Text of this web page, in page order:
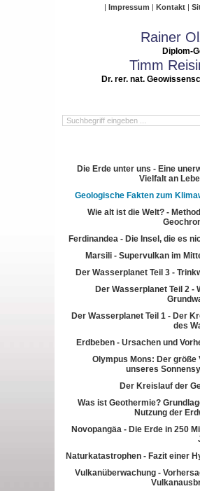
Impressum Kontakt
Rainer
Diplom-
Timm
Dr. rer. nat.
Die Erde unter uns - Eine
Vielfalt an
Geologische Fakten zum
Wie alt ist die Welt? -
Ferdinandea - Die Insel, die es
Marsili - Supervulkan im
Der Wasserplanet Teil 3 -
Der Wasserplanet Teil 2 -
Der Wasserplanet Teil 1 - Der
des
Erdbeben - Ursachen und
Olympus Mons: Der größe
unseres
Der Kreislauf der
Was ist Geothermie?
Nutzung der
Novopangäa - Die Erde in 250
Naturkatastrophen - Fazit einer
Vulkanüberwachung -